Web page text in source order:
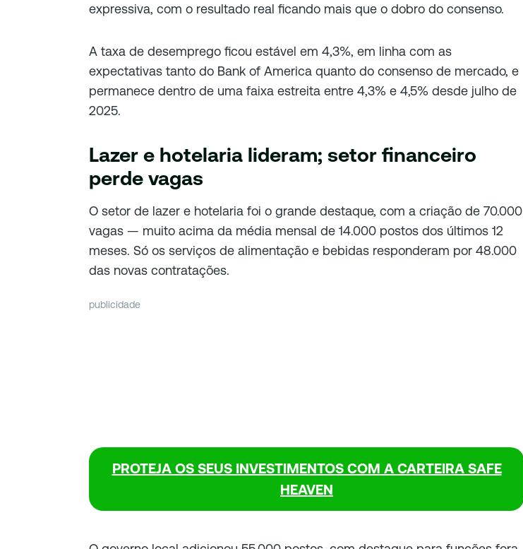
expressiva, com o resultado real ficando mais que o dobro do consenso.
A taxa de desemprego ficou estável em 4,3%, em linha com as
expectativas tanto do Bank of America quanto do consenso de mercado, e
permanece dentro de uma faixa estreita entre 4,3% e 4,5% desde julho de
2025.
Lazer e hotelaria lideram; setor financeiro
perde vagas
O setor de lazer e hotelaria foi o grande destaque, com a criação de 70.000
vagas — muito acima da média mensal de 14.000 postos dos últimos 12
meses. Só os serviços de alimentação e bebidas responderam por 48.000
das novas contratações.
publicidade
PROTEJA OS SEUS INVESTIMENTOS COM A CARTEIRA SAFE
HEAVEN